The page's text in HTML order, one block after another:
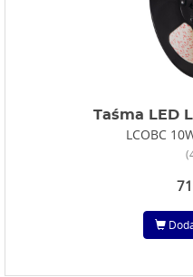
Taśma LED
LCOBC